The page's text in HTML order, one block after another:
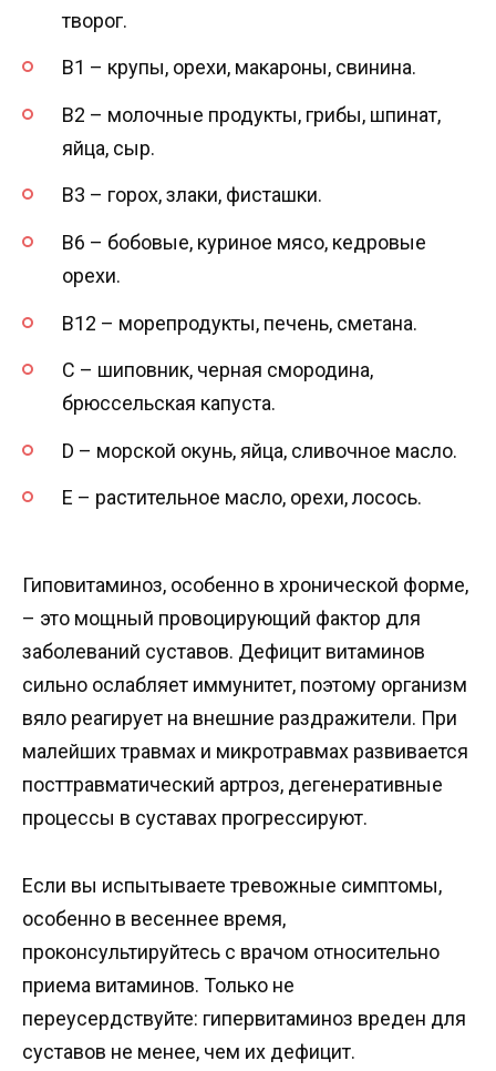
творог.
В1 – крупы, орехи, макароны, свинина.
В2 – молочные продукты, грибы, шпинат,
яйца, сыр.
В3 – горох, злаки, фисташки.
В6 – бобовые, куриное мясо, кедровые
орехи.
В12 – морепродукты, печень, сметана.
С – шиповник, черная смородина,
брюссельская капуста.
D – морской окунь, яйца, сливочное масло.
Е – растительное масло, орехи, лосось.
Гиповитаминоз, особенно в хронической форме,
– это мощный провоцирующий фактор для
заболеваний суставов. Дефицит витаминов
сильно ослабляет иммунитет, поэтому организм
вяло реагирует на внешние раздражители. При
малейших травмах и микротравмах развивается
посттравматический артроз, дегенеративные
процессы в суставах прогрессируют.
Если вы испытываете тревожные симптомы,
особенно в весеннее время,
проконсультируйтесь с врачом относительно
приема витаминов. Только не
переусердствуйте: гипервитаминоз вреден для
суставов не менее, чем их дефицит.